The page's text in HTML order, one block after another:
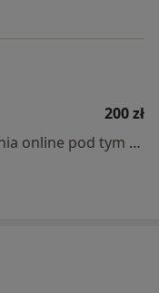
200 zł
Specjalista nie oferuje umawiania online pod tym adresem.